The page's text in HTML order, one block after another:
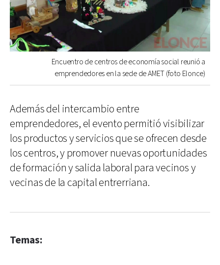
Encuentro de centros de economía social reunió a
emprendedores en la sede de AMET (foto Elonce)
Además del intercambio entre
emprendedores, el evento permitió visibilizar
los productos y servicios que se ofrecen desde
los centros, y promover nuevas oportunidades
de formación y salida laboral para vecinos y
vecinas de la capital entrerriana.
Temas: